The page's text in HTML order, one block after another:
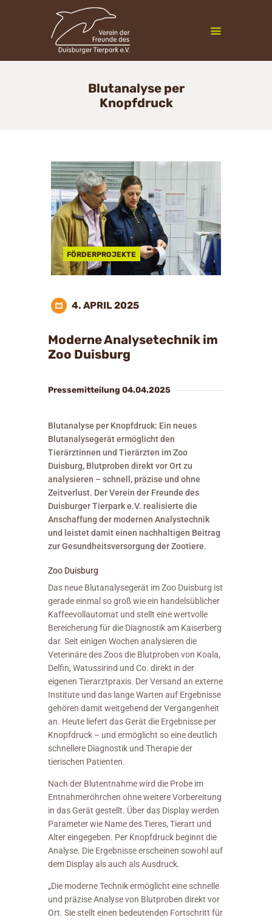
Blutanalyse per
Knopfdruck
Zoofreunde Duisburg
Mitgliedschaft
InfoCenter
Newsletter
Kontakt
FÖRDERPROJEKTE
4. APRIL 2025
Moderne Analysetechnik im
Zoo Duisburg
Pressemitteilung 04.04.2025
Blutanalyse per Knopfdruck: Ein neues
Blutanalysegerät ermöglicht den
Tierärztinnen und Tierärzten im Zoo
Duisburg, Blutproben direkt vor Ort zu
analysieren – schnell, präzise und ohne
Zeitverlust. Der Verein der Freunde des
Duisburger Tierpark e.V. realisierte die
Anschaffung der modernen Analystechnik
und leistet damit einen nachhaltigen Beitrag
zur Gesundheitsversorgung der Zootiere.
Zoo Duisburg
Das neue Blutanalysegerät im Zoo Duisburg ist
gerade einmal so groß wie ein handelsüblicher
Kaffeevollautomat und stellt eine wertvolle
Bereicherung für die Diagnostik am Kaiserberg
dar. Seit einigen Wochen analysieren die
Veterinäre des Zoos die Blutproben von Koala,
Delfin, Watussirind und Co. direkt in der
eigenen Tierarztpraxis. Der Versand an externe
Institute und das lange Warten auf Ergebnisse
gehören damit weitgehend der Vergangenheit
an. Heute liefert das Gerät die Ergebnisse per
Knopfdruck – und ermöglicht so eine deutlich
schnellere Diagnostik und Therapie der
tierischen Patienten.
Nach der Blutentnahme wird die Probe im
Entnahmeröhrchen ohne weitere Vorbereitung
in das Gerät gestellt. Über das Display werden
Parameter wie Name des Tieres, Tierart und
Alter eingegeben. Per Knopfdruck beginnt die
Analyse. Die Ergebnisse erscheinen sowohl auf
dem Display als auch als Ausdruck.
„Die moderne Technik ermöglicht eine schnelle
und präzise Analyse von Blutproben direkt vor
Ort. Sie stellt einen bedeutenden Fortschritt für